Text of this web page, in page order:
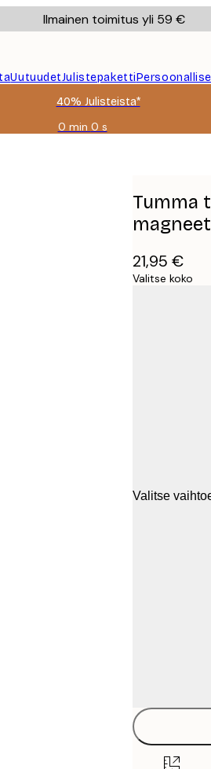
Ilmainen toimitus yli 59 €
UutuudetJulistepaketti
40% Julisteista*
0 min 0 s
Voimassa
Tumma
21,95 €
Valitse koko
Valitse